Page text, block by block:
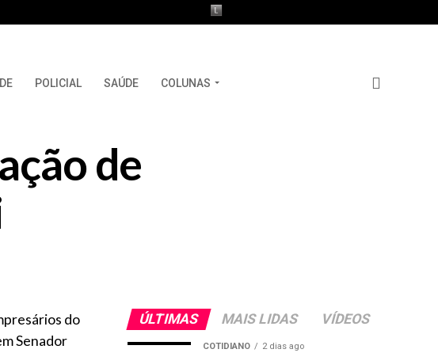
POLICIAL SAÚDE COLUNAS
de
do
Senador
ÚLTIMAS MAIS LIDAS VÍDEOS
COTIDIANO 2 dias ago